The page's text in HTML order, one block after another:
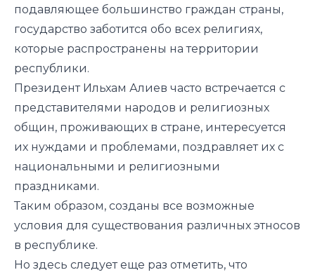
подавляющее большинство граждан страны,
государство заботится обо всех религиях,
которые распространены на территории
республики.
Президент Ильхам Алиев часто встречается с
представителями народов и религиозных
общин, проживающих в стране, интересуется
их нуждами и проблемами, поздравляет их с
национальными и религиозными
праздниками.
Таким образом, созданы все возможные
условия для существования различных этносов
в республике.
Но здесь следует еще раз отметить, что